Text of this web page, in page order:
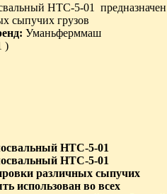
НТС-5-01 предназначен
сыпучих грузов
Уманьферммаш
)
НТС-5-01
НТС-5-01
различных сыпучих
использован во всех